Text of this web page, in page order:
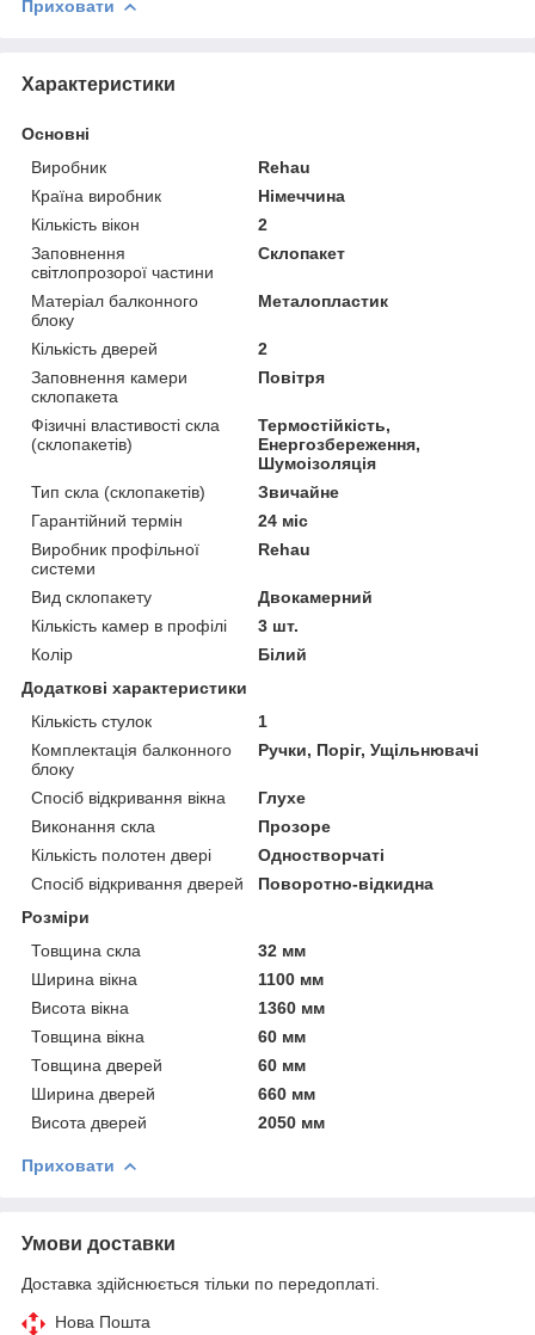
Приховати
Характеристики
Основні
Виробник
Rehau
Країна виробник
Німеччина
Кількість вікон
2
Заповнення
світлопрозорої частини
Склопакет
Матеріал балконного
блоку
Металопластик
Кількість дверей
2
Заповнення камери
склопакета
Повітря
Фізичні властивості скла
(склопакетів)
Термостійкість,
Енергозбереження,
Шумоізоляція
Тип скла (склопакетів)
Звичайне
Гарантійний термін
24 міс
Виробник профільної
системи
Rehau
Вид склопакету
Двокамерний
Кількість камер в профілі
3 шт.
Колір
Білий
Додаткові характеристики
Кількість стулок
1
Комплектація балконного
блоку
Ручки, Поріг, Ущільнювачі
Спосіб відкривання вікна
Глухе
Виконання скла
Прозоре
Кількість полотен двері
Одностворчаті
Спосіб відкривання дверей
Поворотно-відкидна
Розміри
Товщина скла
32 мм
Ширина вікна
1100 мм
Висота вікна
1360 мм
Товщина вікна
60 мм
Товщина дверей
60 мм
Ширина дверей
660 мм
Висота дверей
2050 мм
Приховати
Умови доставки
Доставка здійснюється тільки по передоплаті.
Нова Пошта